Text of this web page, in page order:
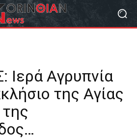
Ιερά Αγρυπνία
της Αγίας